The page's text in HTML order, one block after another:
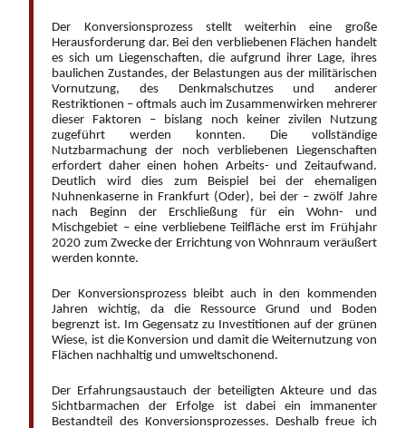
Der Konversionsprozess stellt weiterhin eine große
Herausforderung dar. Bei den verbliebenen Flächen handelt
es sich um Liegenschaften, die aufgrund ihrer Lage, ihres
baulichen Zustandes, der Belastungen aus der militärischen
Vornutzung, des Denkmalschutzes und anderer
Restriktionen – oftmals auch im Zusammenwirken mehrerer
dieser Faktoren – bislang noch keiner zivilen Nutzung
zugeführt werden konnten. Die vollständige
Nutzbarmachung der noch verbliebenen Liegenschaften
erfordert daher einen hohen Arbeits- und Zeitaufwand.
Deutlich wird dies zum Beispiel bei der ehemaligen
Nuhnenkaserne in Frankfurt (Oder), bei der – zwölf Jahre
nach Beginn der Erschließung für ein Wohn- und
Mischgebiet – eine verbliebene Teilfläche erst im Frühjahr
2020 zum Zwecke der Errichtung von Wohnraum veräußert
werden konnte.
Der Konversionsprozess bleibt auch in den kommenden
Jahren wichtig, da die Ressource Grund und Boden
begrenzt ist. Im Gegensatz zu Investitionen auf der grünen
Wiese, ist die Konversion und damit die Weiternutzung von
Flächen nachhaltig und umweltschonend.
Der Erfahrungsaustauch der beteiligten Akteure und das
Sichtbarmachen der Erfolge ist dabei ein immanenter
Bestandteil des Konversionsprozesses. Deshalb freue ich